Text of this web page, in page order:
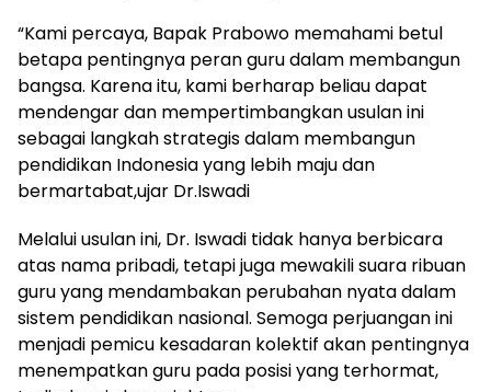
“Kami percaya, Bapak Prabowo memahami betul
betapa pentingnya peran guru dalam membangun
bangsa. Karena itu, kami berharap beliau dapat
mendengar dan mempertimbangkan usulan ini
sebagai langkah strategis dalam membangun
pendidikan Indonesia yang lebih maju dan
bermartabat,ujar Dr.Iswadi
Melalui usulan ini, Dr. Iswadi tidak hanya berbicara
atas nama pribadi, tetapi juga mewakili suara ribuan
guru yang mendambakan perubahan nyata dalam
sistem pendidikan nasional. Semoga perjuangan ini
menjadi pemicu kesadaran kolektif akan pentingnya
menempatkan guru pada posisi yang terhormat,